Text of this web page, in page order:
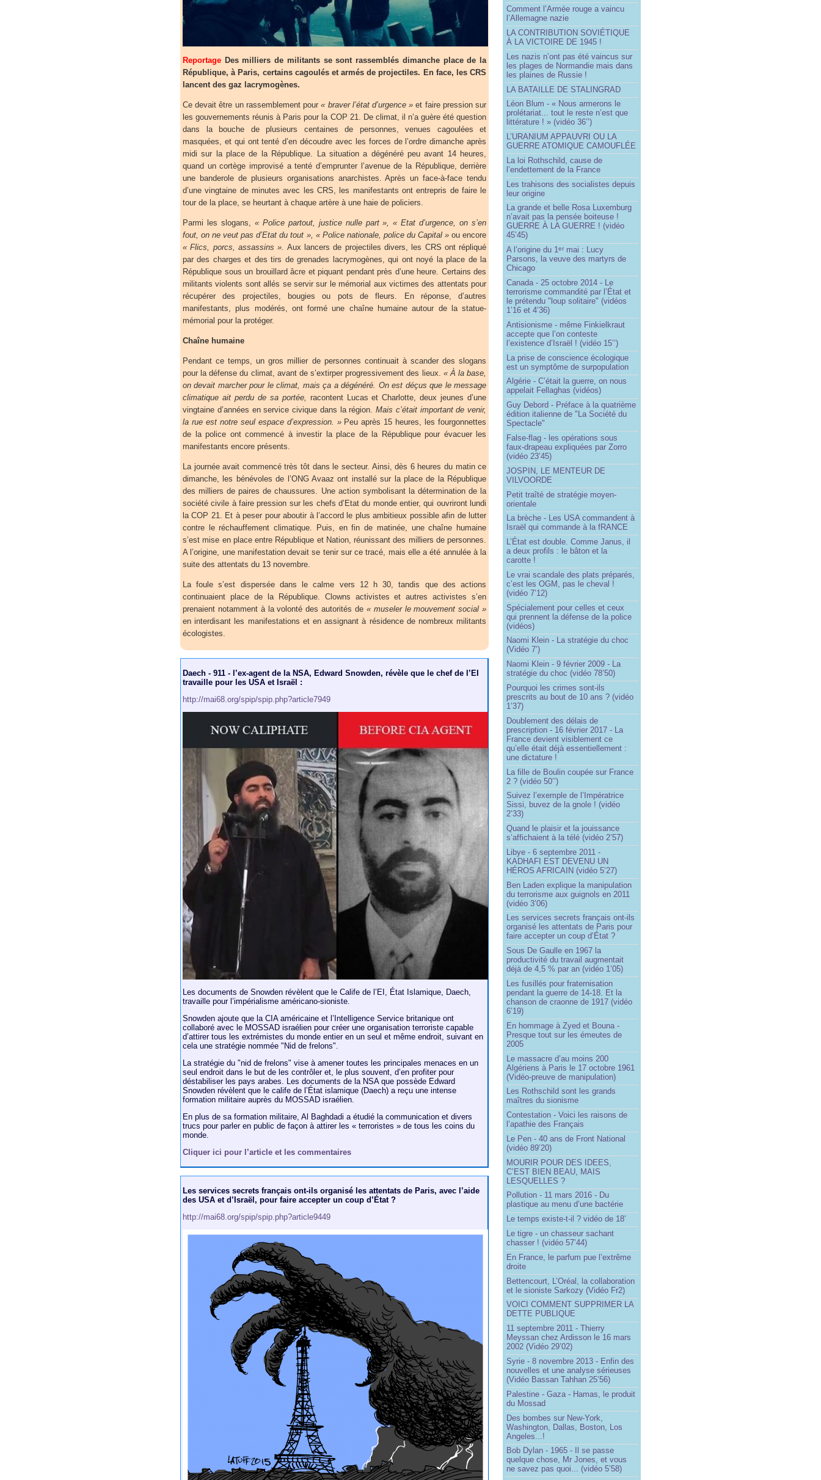
Reportage Des milliers de militants se sont rassemblés dimanche place de la
République, à Paris, certains cagoulés et armés de projectiles. En face, les CRS
lancent des gaz lacrymogènes.
Ce devait être un rassemblement pour« braver l’état d’urgence » et faire pression sur
les gouvernements réunis à Paris pour la COP 21. De climat, il n’a guère été question
dans la bouche de plusieurs centaines de personnes, venues cagoulées et
masquées, et qui ont tenté d’en découdre avec les forces de l’ordre dimanche après
midi sur la place de la République. La situation a dégénéré peu avant 14 heures,
quand un cortège improvisé a tenté d’emprunter l’avenue de la République, derrière
une banderole de plusieurs organisations anarchistes. Après un face-à-face tendu
d’une vingtaine de minutes avec les CRS, les manifestants ont entrepris de faire le
tour de la place, se heurtant à chaque artère à une haie de policiers.
Parmi les slogans, « Police partout, justice nulle part », « Etat d’urgence, on s’en
fout, on ne veut pas d’Etat du tout », « Police nationale, police du Capital » ou encore
« Flics, porcs, assassins ». Aux lancers de projectiles divers, les CRS ont répliqué
par des charges et des tirs de grenades lacrymogènes, qui ont noyé la place de la
République sous un brouillard âcre et piquant pendant près d’une heure. Certains des
militants violents sont allés se servir sur le mémorial aux victimes des attentats pour
récupérer des projectiles, bougies ou pots de fleurs. En réponse, d’autres
manifestants, plus modérés, ont formé une chaîne humaine autour de la statue-
mémorial pour la protéger.
Chaîne humaine
Pendant ce temps, un gros millier de personnes continuait à scander des slogans
pour la défense du climat, avant de s’extirper progressivement des lieux. « À la base,
on devait marcher pour le climat, mais ça a dégénéré. On est déçus que le message
climatique ait perdu de sa portée,
racontent Lucas et Charlotte, deux jeunes d’une
vingtaine d’années en service civique dans la région.Mais c’était important de venir,
la rue est notre seul espace d’expression. »Peu après 15 heures, les fourgonnettes
de la police ont commencé à investir la place de la République pour évacuer les
manifestants encore présents.
La journée avait commencé très tôt dans le secteur. Ainsi, dès 6 heures du matin ce
dimanche, les bénévoles de l’ONG Avaaz ont installé sur la place de la République
des milliers de paires de chaussures. Une action symbolisant la détermination de la
société civile à faire pression sur les chefs d’Etat du monde entier, qui ouvriront lundi
la COP 21. Et à peser pour aboutir à l’accord le plus ambitieux possible afin de lutter
contre le réchauffement climatique. Puis, en fin de matinée, une chaîne humaine
s’est mise en place entre République et Nation, réunissant des milliers de personnes.
A l’origine, une manifestation devait se tenir sur ce tracé, mais elle a été annulée à la
suite des attentats du 13 novembre.
La foule s’est dispersée dans le calme vers 12 h 30, tandis que des actions
continuaient place de la République. Clowns activistes et autres activistes s’en
prenaient notamment à la volonté des autorités de « museler le mouvement social »
en interdisant les manifestations et en assignant à résidence de nombreux militants
écologistes.
Daech - 911 - l’ex-agent de la NSA, Edward Snowden, révèle que le chef de l’EI
travaille pour les USA et Israël :
http://mai68.org/spip/spip.php?article7949
Les documents de Snowden révèlent que le Calife de l’EI, État Islamique, Daech,
travaille pour l’impérialisme américano-sioniste.
Snowden ajoute que la CIA américaine et l’Intelligence Service britanique ont
collaboré avec le MOSSAD israélien pour créer une organisation terroriste capable
d’attirer tous les extrémistes du monde entier en un seul et même endroit, suivant en
cela une stratégie nommée "Nid de frelons".
La stratégie du "nid de frelons" vise à amener toutes les principales menaces en un
seul endroit dans le but de les contrôler et, le plus souvent, d’en profiter pour
déstabiliser les pays arabes. Les documents de la NSA que possède Edward
Snowden révèlent que le calife de l’État islamique (Daech) a reçu une intense
formation militaire auprès du MOSSAD israélien.
En plus de sa formation militaire, Al Baghdadi a étudié la communication et divers
trucs pour parler en public de façon à attirer les « terroristes » de tous les coins du
monde.
Cliquer ici pour l’article et les commentaires
Les services secrets français ont-ils organisé les attentats de Paris, avec l’aide
des USA et d’Israël, pour faire accepter un coup d’État ?
http://mai68.org/spip/spip.php?article9449
Comment l’Armée rouge a vaincu
l’Allemagne nazie
LA CONTRIBUTION SOVIÉTIQUE
À LA VICTOIRE DE 1945 !
Les nazis n’ont pas été vaincus sur
les plages de Normandie mais dans
les plaines de Russie !
LA BATAILLE DE STALINGRAD
Léon Blum - « Nous armerons le
prolétariat... tout le reste n’est que
littérature ! » (vidéo 36’’)
L’URANIUM APPAUVRI OU LA
GUERRE ATOMIQUE CAMOUFLÉE
La loi Rothschild, cause de
l’endettement de la France
Les trahisons des socialistes depuis
leur origine
La grande et belle Rosa Luxemburg
n’avait pas la pensée boiteuse !
GUERRE À LA GUERRE ! (vidéo
45’45)
A l’origine du 1er mai : Lucy
Parsons, la veuve des martyrs de
Chicago
Canada - 25 octobre 2014 - Le
terrorisme commandité par l’État et
le prétendu "loup solitaire" (vidéos
1’16 et 4’36)
Antisionisme - même Finkielkraut
accepte que l’on conteste
l’existence d’Israël ! (vidéo 15’’)
La prise de conscience écologique
est un symptôme de surpopulation
Algérie - C’était la guerre, on nous
appelait Fellaghas (vidéos)
Guy Debord - Préface à la quatrième
édition italienne de "La Société du
Spectacle"
False-flag - les opérations sous
faux-drapeau expliquées par Zorro
(vidéo 23’45)
JOSPIN, LE MENTEUR DE
VILVOORDE
Petit traîté de stratégie moyen-
orientale
La brèche - Les USA commandent à
Israël qui commande à la fRANCE
L’État est double. Comme Janus, il
a deux profils : le bâton et la
carotte !
Le vrai scandale des plats préparés,
c’est les OGM, pas le cheval !
(vidéo 7’12)
Spécialement pour celles et ceux
qui prennent la défense de la police
(vidéos)
Naomi Klein - La stratégie du choc
(Vidéo 7’)
Naomi Klein - 9 février 2009 - La
stratégie du choc (vidéo 78’50)
Pourquoi les crimes sont-ils
prescrits au bout de 10 ans ? (vidéo
1’37)
Doublement des délais de
prescription - 16 février 2017 - La
France devient visiblement ce
qu’elle était déjà essentiellement :
une dictature !
La fille de Boulin coupée sur France
2 ? (vidéo 50’’)
Suivez l’exemple de l’Impératrice
Sissi, buvez de la gnole ! (vidéo
2’33)
Quand le plaisir et la jouissance
s’affichaient à la télé (vidéo 2’57)
Libye - 6 septembre 2011 -
KADHAFI EST DEVENU UN
HÉROS AFRICAIN (vidéo 5’27)
Ben Laden explique la manipulation
du terrorisme aux guignols en 2011
(vidéo 3’06)
Les services secrets français ont-ils
organisé les attentats de Paris pour
faire accepter un coup d’État ?
Sous De Gaulle en 1967 la
productivité du travail augmentait
déjà de 4,5 % par an (vidéo 1’05)
Les fusillés pour fraternisation
pendant la guerre de 14-18. Et la
chanson de craonne de 1917 (vidéo
6’19)
En hommage à Zyed et Bouna -
Presque tout sur les émeutes de
2005
Le massacre d’au moins 200
Algériens à Paris le 17 octobre 1961
(Vidéo-preuve de manipulation)
Les Rothschild sont les grands
maîtres du sionisme
Contestation - Voici les raisons de
l’apathie des Français
Le Pen - 40 ans de Front National
(vidéo 89’20)
MOURIR POUR DES IDEES,
C’EST BIEN BEAU, MAIS
LESQUELLES ?
Pollution - 11 mars 2016 - Du
plastique au menu d’une bactérie
Le temps existe-t-il ? vidéo de 18’
Le tigre - un chasseur sachant
chasser ! (vidéo 57’44)
En France, le parfum pue l’extrême
droite
Bettencourt, L’Oréal, la collaboration
et le sioniste Sarkozy (Vidéo Fr2)
VOICI COMMENT SUPPRIMER LA
DETTE PUBLIQUE
11 septembre 2011 - Thierry
Meyssan chez Ardisson le 16 mars
2002 (Vidéo 29’02)
Syrie - 8 novembre 2013 - Enfin des
nouvelles et une analyse sérieuses
(Vidéo Bassan Tahhan 25’56)
Palestine - Gaza - Hamas, le produit
du Mossad
Des bombes sur New-York,
Washington, Dallas, Boston, Los
Angeles...!
Bob Dylan - 1965 - Il se passe
quelque chose, Mr Jones, et vous
ne savez pas quoi... (vidéo 5’58)